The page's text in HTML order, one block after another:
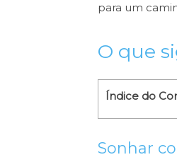
para um
O que
Índice do
Sonhar